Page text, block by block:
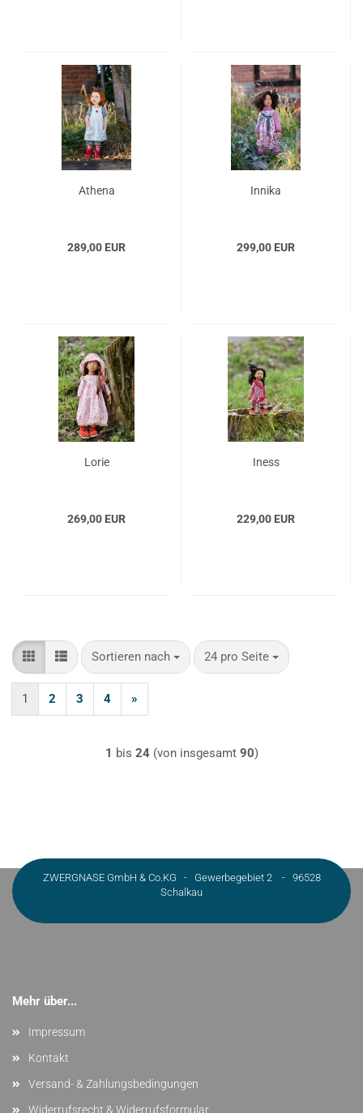
Athena
289,00 EUR
Innika
299,00 EUR
Lorie
269,00 EUR
Iness
229,00 EUR
Sortieren nach
Sortieren nach 24 pro Seite
pro Seite
1 2 3 4 »
1 bis 24(von insgesamt 90)
ZWERGNASE GmbH & Co.KG - Gewerbegebiet 2 - 96528
Schalkau
Mehr über...
Impressum
Kontakt
Versand- & Zahlungsbedingungen
Widerrufsrecht & Widerrufsformular